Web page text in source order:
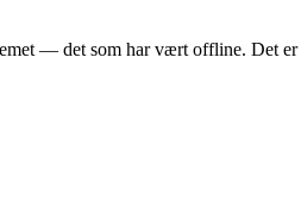
— det som har vært offline. Det